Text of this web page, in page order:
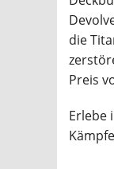
die
Preis
Erlebe